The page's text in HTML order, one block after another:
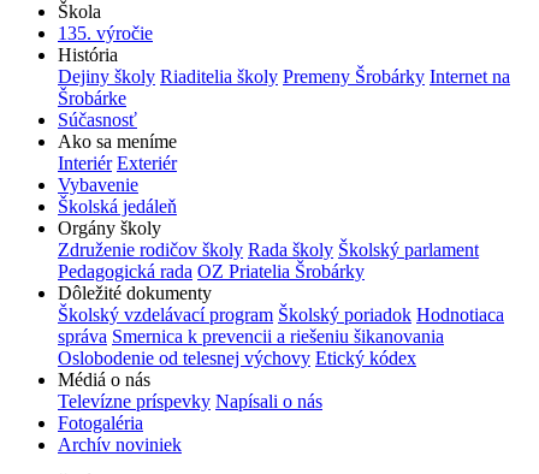
Škola
135. výročie
História
Dejiny školy Riaditelia školy Premeny Šrobárky Internet na
Šrobárke
Súčasnosť
Ako sa meníme
Interiér Exteriér
Vybavenie
Školská jedáleň
Orgány školy
Združenie rodičov školy Rada školy Školský parlament
Pedagogická rada OZ Priatelia Šrobárky
Dôležité dokumenty
Školský vzdelávací program Školský poriadok Hodnotiaca
správa Smernica k prevencii a riešeniu šikanovania
Oslobodenie od telesnej výchovy Etický kódex
Médiá o nás
Televízne príspevky Napísali o nás
Fotogaléria
Archív noviniek